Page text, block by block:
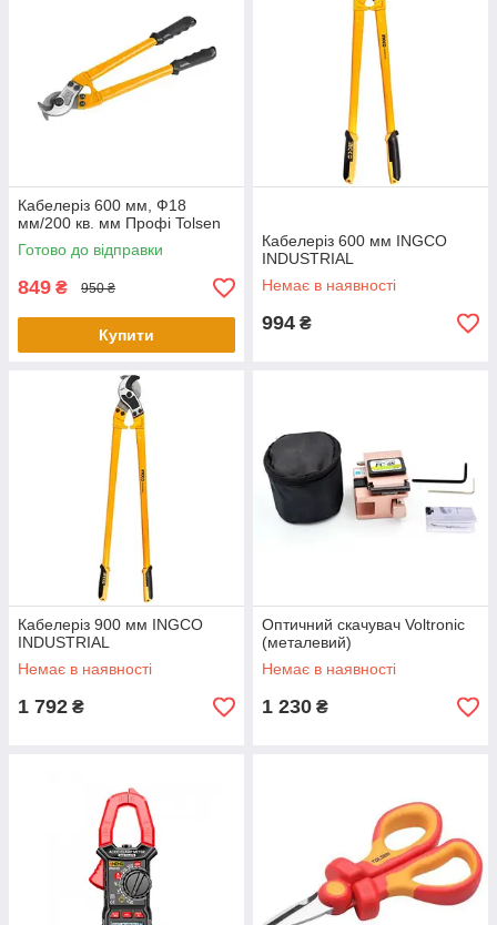
Кабелеріз 600 мм, Ф18
мм/200 кв. мм Профі Tolsen
Готово до відправки
849 ₴ 950 ₴
Купити
Кабелеріз 600 мм INGCO
INDUSTRIAL
Немає в наявності
994 ₴
Кабелеріз 900 мм INGCO
INDUSTRIAL
Немає в наявності
1 792 ₴
Оптичний скачувач Voltronic
(металевий)
Немає в наявності
1 230 ₴